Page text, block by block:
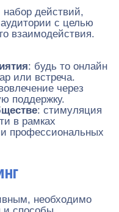
набор действий,
с целью
взаимодействия.
: будь то онлайн
или встреча.
через
поддержку.
: стимуляция
в рамках
профессиональных
необходимо